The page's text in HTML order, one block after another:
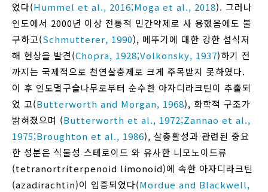
었다(Hummel et al., 2016;Moga et al., 2018). 그러나
인도에서 2000년 이상 전통적 민간약제로 사 용했음에도 불
구하고(Schmutterer, 1990), 메뚜기에 대한 강한 섭식저
해 현상을 발견(Chopra, 1928;Volkonsky, 1937)하기 전
까지는 국제적으로 천연살충제로 크게 주목받지 못하였다.
이 후 인도멀구슬나무로부터 순수한 아자디라크틴이 추출되
었 고(Butterworth and Morgan, 1968), 화학적 구조가
밝혀졌으며 (Butterworth et al., 1972;Zannao et al.,
1975;Broughton et al., 1986), 살충활성과 관련된 중요
한 성분은 식물성 스테로이드 와 유사한 니모노이드류
(tetranortriterpenoid limonoid)에 속한 아자디라크틴
(azadirachtin)이 입증되었다(Mordue and Blackwell,